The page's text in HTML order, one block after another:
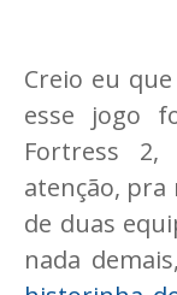
Creio eu
esse jogo
Fortress
atenção,
de duas
nada